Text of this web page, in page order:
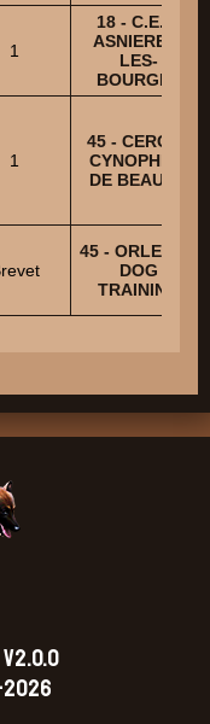
1
18 - C.E.C.
ASNIERES-
LES-
BOURGES
1
45 - CERCLE
CYNOPHILE
DE BEAUCE
45 - ORLEANS
DOG
TRAINING
V2.0.0